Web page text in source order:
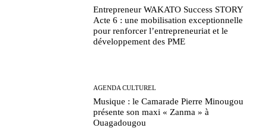
Entrepreneur WAKATO Success STORY
Acte 6 : une mobilisation exceptionnelle
pour renforcer l’entrepreneuriat et le
développement des PME
AGENDA CULTUREL
Musique : le Camarade Pierre Minougou
présente son maxi « Zanma » à
Ouagadougou